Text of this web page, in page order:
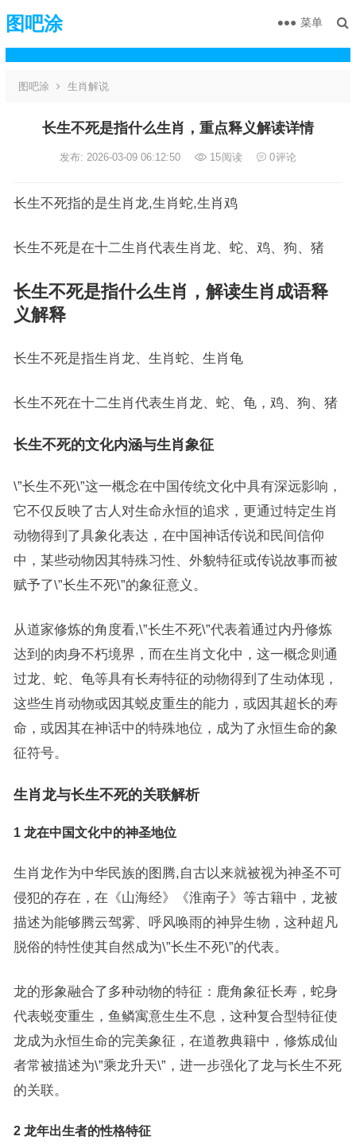
图吧涂 菜单
图吧涂 生肖解说
长生不死是指什么生肖，重点释义解读详情
发布: 2026-03-09 06:12:50 15阅读 0评论
长生不死指的是生肖龙,生肖蛇,生肖鸡
长生不死是在十二生肖代表生肖龙、蛇、鸡、狗、猪
长生不死是指什么生肖，解读生肖成语释
义解释
长生不死是指生肖龙、生肖蛇、生肖龟
长生不死在十二生肖代表生肖龙、蛇、龟，鸡、狗、猪
长生不死的文化内涵与生肖象征
\”长生不死\”这一概念在中国传统文化中具有深远影响，
它不仅反映了古人对生命永恒的追求，更通过特定生肖
动物得到了具象化表达，在中国神话传说和民间信仰
中，某些动物因其特殊习性、外貌特征或传说故事而被
赋予了\”长生不死\”的象征意义。
从道家修炼的角度看,\”长生不死\”代表着通过内丹修炼
达到的肉身不朽境界，而在生肖文化中，这一概念则通
过龙、蛇、龟等具有长寿特征的动物得到了生动体现，
这些生肖动物或因其蜕皮重生的能力，或因其超长的寿
命，或因其在神话中的特殊地位，成为了永恒生命的象
征符号。
生肖龙与长生不死的关联解析
1 龙在中国文化中的神圣地位
生肖龙作为中华民族的图腾,自古以来就被视为神圣不可
侵犯的存在，在《山海经》《淮南子》等古籍中，龙被
描述为能够腾云驾雾、呼风唤雨的神异生物，这种超凡
脱俗的特性使其自然成为\”长生不死\”的代表。
龙的形象融合了多种动物的特征：鹿角象征长寿，蛇身
代表蜕变重生，鱼鳞寓意生生不息，这种复合型特征使
龙成为永恒生命的完美象征，在道教典籍中，修炼成仙
者常被描述为\”乘龙升天\”，进一步强化了龙与长生不死
的关联。
2 龙年出生者的性格特征